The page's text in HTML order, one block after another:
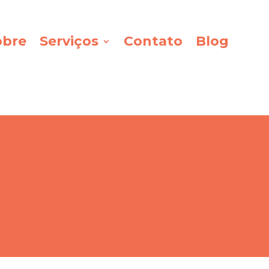
Serviços Contato Blog